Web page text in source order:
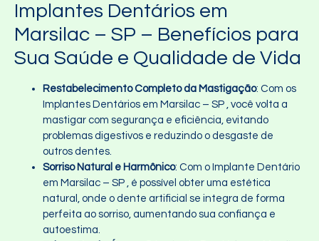
Implantes Dentários em
Marsilac – SP – Benefícios para
Sua Saúde e Qualidade de Vida
Restabelecimento Completo da Mastigação: Com os
Implantes Dentários em Marsilac – SP , você volta a
mastigar com segurança e eficiência, evitando
problemas digestivos e reduzindo o desgaste de
outros dentes.
Sorriso Natural e Harmônico: Com o Implante Dentário
em Marsilac – SP , é possível obter uma estética
natural, onde o dente artificial se integra de forma
perfeita ao sorriso, aumentando sua confiança e
autoestima.